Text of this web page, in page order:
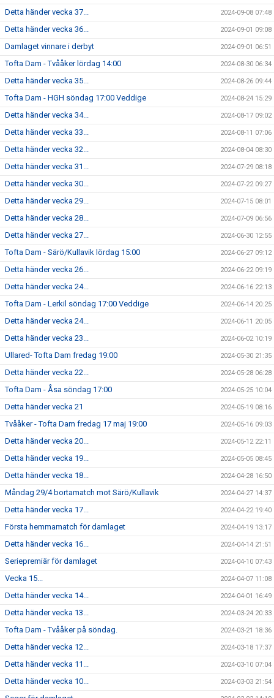
Detta händer vecka 37... 2024-09-08 07:48
Detta händer vecka 36... 2024-09-01 09:08
Damlaget vinnare i derbyt 2024-09-01 06:51
Tofta Dam - Tvååker lördag 14:00 2024-08-30 06:34
Detta händer vecka 35... 2024-08-26 09:44
Tofta Dam - HGH söndag 17:00 Veddige 2024-08-24 15:29
Detta händer vecka 34... 2024-08-17 09:02
Detta händer vecka 33... 2024-08-11 07:06
Detta händer vecka 32... 2024-08-04 08:30
Detta händer vecka 31... 2024-07-29 08:18
Detta händer vecka 30... 2024-07-22 09:27
Detta händer vecka 29... 2024-07-15 08:01
Detta händer vecka 28... 2024-07-09 06:56
Detta händer vecka 27... 2024-06-30 12:55
Tofta Dam - Särö/Kullavik lördag 15:00 2024-06-27 09:12
Detta händer vecka 26... 2024-06-22 09:19
Detta händer vecka 24... 2024-06-16 22:13
Tofta Dam - Lerkil söndag 17:00 Veddige 2024-06-14 20:25
Detta händer vecka 24... 2024-06-11 20:05
Detta händer vecka 23... 2024-06-02 10:19
Ullared- Tofta Dam fredag 19:00 2024-05-30 21:35
Detta händer vecka 22... 2024-05-28 06:28
Tofta Dam - Åsa söndag 17:00 2024-05-25 10:04
Detta händer vecka 21 2024-05-19 08:16
Tvååker - Tofta Dam fredag 17 maj 19:00 2024-05-16 09:03
Detta händer vecka 20... 2024-05-12 22:11
Detta händer vecka 19... 2024-05-05 08:45
Detta händer vecka 18... 2024-04-28 16:50
Måndag 29/4 bortamatch mot Särö/Kullavik 2024-04-27 14:37
Detta händer vecka 17... 2024-04-22 19:40
Första hemmamatch för damlaget 2024-04-19 13:17
Detta händer vecka 16... 2024-04-14 21:51
Seriepremiär för damlaget 2024-04-10 07:43
Vecka 15... 2024-04-07 11:08
Detta händer vecka 14... 2024-04-01 16:49
Detta händer vecka 13... 2024-03-24 20:33
Tofta Dam - Tvååker på söndag. 2024-03-21 18:36
Detta händer vecka 12... 2024-03-18 17:37
Detta händer vecka 11... 2024-03-10 07:04
Detta händer vecka 10... 2024-03-03 21:54